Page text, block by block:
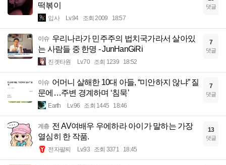
떡볶이
입사 Lv.94 조회 2009 18:57
댓글
이슈 우리나라가 민주주의 법치국가라서 살아있
는 사람들 중 한명 - JunHanGiRi
진겟타원 Lv.70 조회 1239 18:52
7
댓글
이슈 어머니 살해한 10대 아들, “미안하지 않냐” 질
문에…주변 경계하며 ‘침묵’
Earth Lv.96 조회 1445 18:46
7
댓글
계층 전 AV여배우 우에하라 아이가 말하는 가장
열심히 한 작품.
전자팔찌 Lv.93 조회 3371 18:45
13
댓글